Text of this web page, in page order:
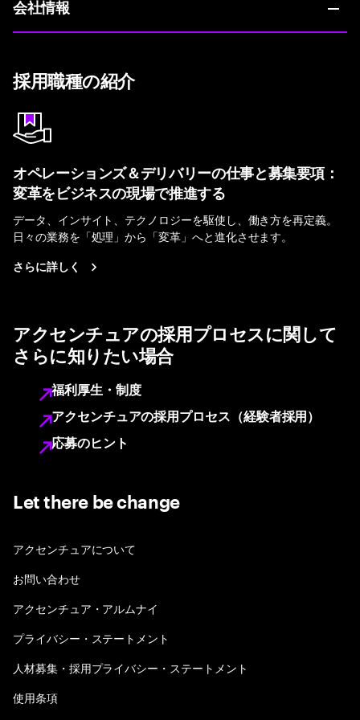
会社情報
採用職種の紹介
オペレーションズ＆デリバリーの仕事と募集要項：
変革をビジネスの現場で推進する
データ、インサイト、テクノロジーを駆使し、働き方を再定義。
日々の業務を「処理」から「変革」へと進化させます。
さらに詳しく
アクセンチュアの採用プロセスに関して
さらに知りたい場合
福利厚生・制度
アクセンチュアの採用プロセス（経験者採用）
応募のヒント
Let there be change
アクセンチュアについて
お問い合わせ
アクセンチュア・アルムナイ
プライバシー・ステートメント
人材募集・採用プライバシー・ステートメント
使用条項